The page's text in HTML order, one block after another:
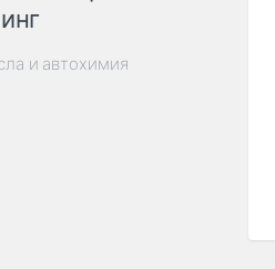
и автохимия